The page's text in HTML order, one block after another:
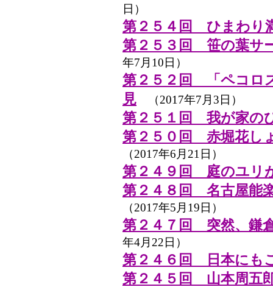
日）
第２５４回 ひまわり
第２５３回 笹の葉サ
年7月10日）
第２５２回 「ペコロ
見 （2017年7月3日）
第２５１回 我が家の
第２５０回 赤堀花し
（2017年6月21日）
第２４９回 庭のユリ
第２４８回 名古屋能
（2017年5月19日）
第２４７回 突然、鎌
年4月22日）
第２４６回 日本にも
第２４５回 山本周五